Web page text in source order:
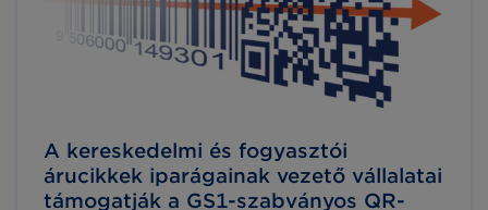
A kereskedelmi és fogyasztói
árucikkek iparágainak vezető vállalatai
támogatják a GS1-szabványos QR-